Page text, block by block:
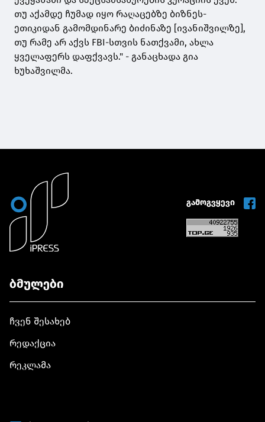
თუ აქამდე ჩუმად იყო რაღაცებზე ბიზნეს-
ეთიკიდან გამომდინარე ბიძინაზე [ივანიშვილზე],
თუ რამე არ აქვს FBI-სთვის ნათქვამი, ახლა
ყველაფერს დაფქვავს." - განაცხადა გია
ხუხაშვილმა.
გამოგვყევი
ბმულები
ჩვენ შესახებ
რედაქცია
რეკლამა